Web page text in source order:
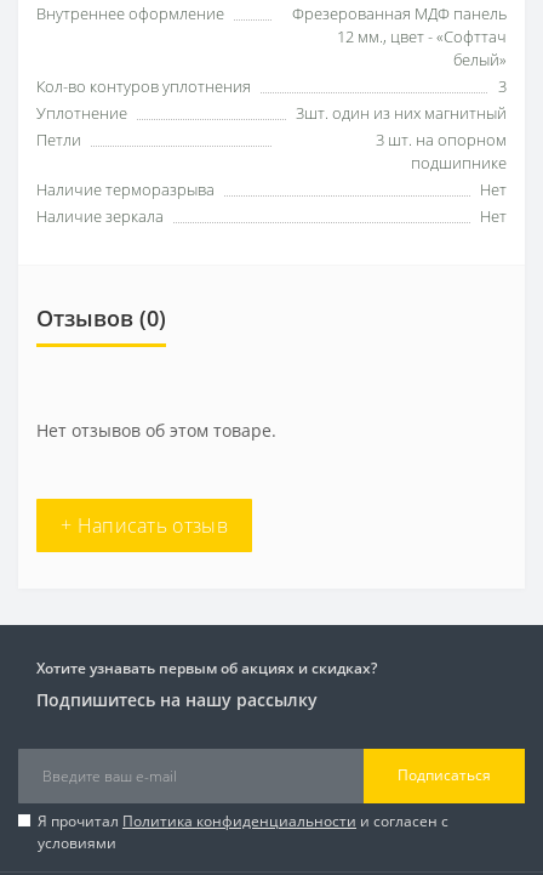
Внутреннее оформление
Фрезерованная МДФ панель
12 мм., цвет - «Софттач
белый»
Кол-во контуров уплотнения
3
Уплотнение
3шт. один из них магнитный
Петли
3 шт. на опорном
подшипнике
Наличие терморазрыва
Нет
Наличие зеркала
Нет
Отзывов (0)
Нет отзывов об этом товаре.
+ Написать отзыв
Хотите узнавать первым об акциях и скидках?
Подпишитесь на нашу рассылку
Подписаться
Я прочитал Политика конфиденциальности и согласен с
условиями